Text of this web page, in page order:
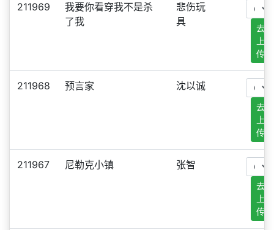
211969
我要你看穿我不是杀
了我
悲伤玩
具
去
上
传
211968 预言家 沈以诚
去
上
传
211967 尼勒克小镇 张智
去
上
传